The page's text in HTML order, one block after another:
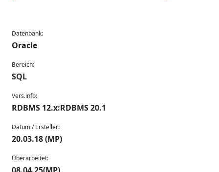
Datenbank:
Oracle
Bereich:
SQL
Vers.info:
RDBMS 12.x:RDBMS 20.1
Datum / Ersteller:
20.03.18 (MP)
Überarbeitet: